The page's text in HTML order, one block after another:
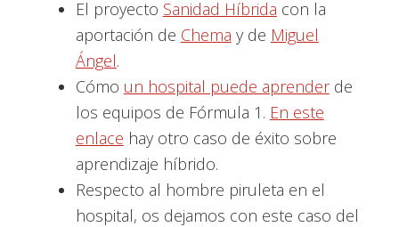
El proyecto Sanidad Híbrida con la
aportación de Chema y de Miguel
Ángel.
Cómo un hospital puede aprenderde
los equipos de Fórmula 1. En este
enlace hay otro caso de éxito sobre
aprendizaje híbrido.
Respecto al hombre piruleta en el
hospital, os dejamos con este caso del